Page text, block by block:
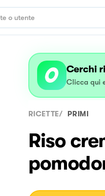
Cerchi
Clicca qui
RICETTE/ PRIMI
Riso